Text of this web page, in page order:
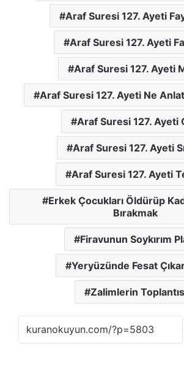
Araf Suresi 127. Ayeti
Araf Suresi 127. Ayeti
Araf Suresi 127. Ayeti
Araf Suresi 127. Ayeti Ne
Araf Suresi 127. Ayeti
Araf Suresi 127. Ayeti
Araf Suresi 127. Ayeti
Erkek Çocukları Öldürüp
Bırakmak
Firavunun Soykırım
Yeryüzünde Fesat
Zalimlerin